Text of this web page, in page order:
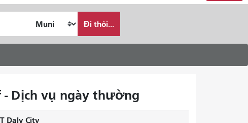
Đi thôi...
- Dịch vụ ngày thường
Daly City